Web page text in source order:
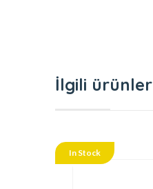
İlgili ürünler
In Stock